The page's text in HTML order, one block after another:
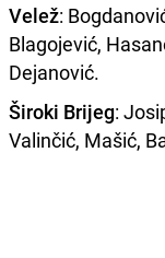
Velež:
Blagojević,
Dejanović.
Široki Brijeg:
Valinčić, Mašić,